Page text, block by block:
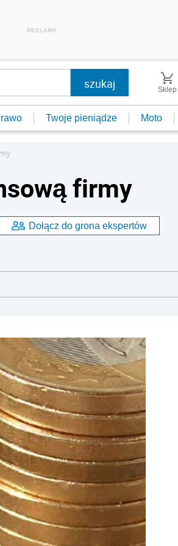
REKLAMA
Sklep
Twoje pieniądze Moto
firmy
Dołącz do grona ekspertów